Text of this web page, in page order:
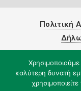
Πολιτική
καλύτερη δυνατή